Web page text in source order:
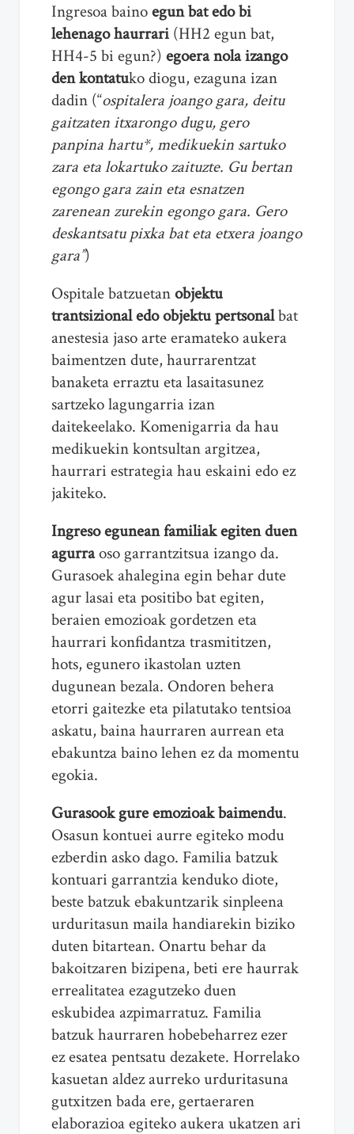
Ingresoa bainoegun bat edo bi
lehenago haurrari (HH2 egun bat,
HH4-5 bi egun?) egoera nola izango
den kontatuko diogu, ezaguna izan
dadin (“ospitalera joango gara, deitu
gaitzaten itxarongo dugu, gero
panpina hartu*, medikuekin sartuko
zara eta lokartuko zaituzte. Gu bertan
egongo gara zain eta esnatzen
zarenean zurekin egongo gara. Gero
deskantsatu pixka bat eta etxera joango
gara”)
Ospitale batzuetanobjektu
trantsizional edo objektu pertsonalbat
anestesia jaso arte eramateko aukera
baimentzen dute, haurrarentzat
banaketa erraztu eta lasaitasunez
sartzeko lagungarria izan
daitekeelako. Komenigarria da hau
medikuekin kontsultan argitzea,
haurrari estrategia hau eskaini edo ez
jakiteko.
Ingreso egunean familiak egiten duen
agurraoso garrantzitsua izango da.
Gurasoek ahalegina egin behar dute
agur lasai eta positibo bat egiten,
beraien emozioak gordetzen eta
haurrari konfidantza trasmititzen,
hots, egunero ikastolan uzten
dugunean bezala. Ondoren behera
etorri gaitezke eta pilatutako tentsioa
askatu, baina haurraren aurrean eta
ebakuntza baino lehen ez da momentu
egokia.
Gurasook gure emozioak baimendu.
Osasun kontuei aurre egiteko modu
ezberdin asko dago. Familia batzuk
kontuari garrantzia kenduko diote,
beste batzuk ebakuntzarik sinpleena
urduritasun maila handiarekin biziko
duten bitartean. Onartu behar da
bakoitzaren bizipena, beti ere haurrak
errealitatea ezagutzeko duen
eskubidea azpimarratuz. Familia
batzuk haurraren hobebeharrez ezer
ez esatea pentsatu dezakete. Horrelako
kasuetan aldez aurreko urduritasuna
gutxitzen bada ere, gertaeraren
elaborazioa egiteko aukera ukatzen ari